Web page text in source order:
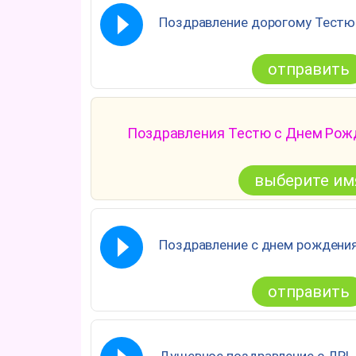
Поздравление дорогому
отправить
Поздравления Тестю с Днем
выберите
Поздравление с днем
отправить